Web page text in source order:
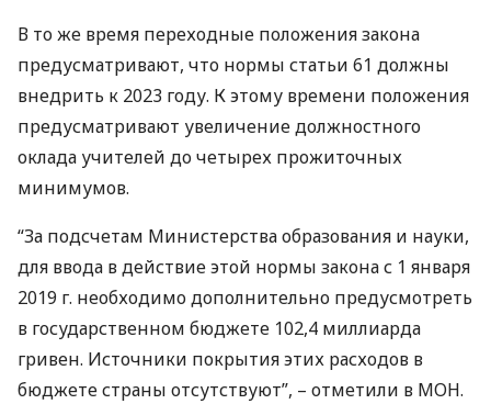
В то же время переходные положения закона
предусматривают, что нормы статьи 61 должны
внедрить к 2023 году. К этому времени положения
предусматривают увеличение должностного
оклада учителей до четырех прожиточных
минимумов.
“За подсчетам Министерства образования и науки,
для ввода в действие этой нормы закона с 1 января
2019 г. необходимо дополнительно предусмотреть
в государственном бюджете 102,4 миллиарда
гривен. Источники покрытия этих расходов в
бюджете страны отсутствуют”, – отметили в МОН.